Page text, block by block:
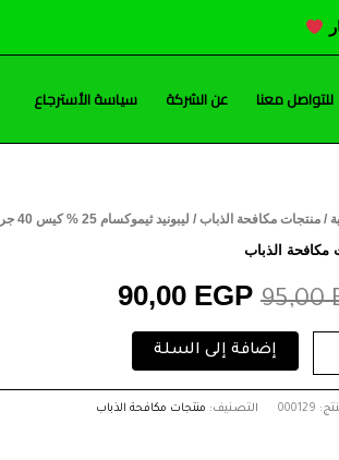
للتواصل معنا عن الشركة سياسة الأسترجاع
/ منتجات مكافحة الذباب / ليبونيد ثيموكسام 25 % كيس 40 جرام
مكافحة الذباب
95,00
السعر
95,00 EGP.
90,00 EGP
السعر
إضافة إلى السلة
000129 التصنيف: منتجات مكافحة الذباب